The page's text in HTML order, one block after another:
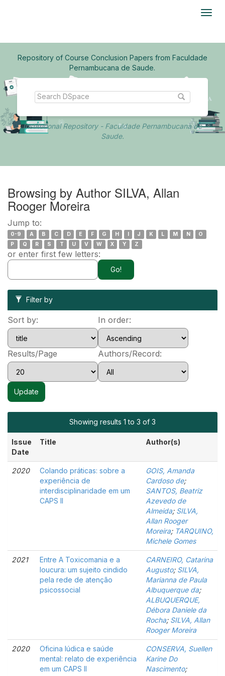
Repository of Course Conclusion Papers from Faculdade
Pernambucana de Saude.
Institutional Repository - Faculdade Pernambucana de
Saude.
Browsing by Author SILVA, Allan
Rooger Moreira
Jump to:
0-9 A B C D E F G H I J K L M N
O
P
Q R S T U V W X Y Z
or enter first few letters:
Filter by
Sort by: In order:
Results/Page Authors/Record:
Showing results 1 to 3 of 3
Issue
Date
Title Author(s)
2020
Colando práticas: sobre a
experiência de
interdisciplinaridade em um
CAPS II
GOIS, Amanda
Cardoso de;
SANTOS, Beatriz
Azevedo de
Almeida; SILVA,
Allan Rooger
Moreira; TARQUINO,
Michele Gomes
2021
Entre A Toxicomania e a
loucura: um sujeito cindido
pela rede de atenção
psicossocial
CARNEIRO, Catarina
Augusto; SILVA,
Marianna de Paula
Albuquerque da;
ALBUQUERQUE,
Débora Daniele da
Rocha; SILVA, Allan
Rooger Moreira
2020
Oficina lúdica e saúde
mental: relato de experiência
em um CAPS II
CONSERVA, Suellen
Karine Do
Nascimento;